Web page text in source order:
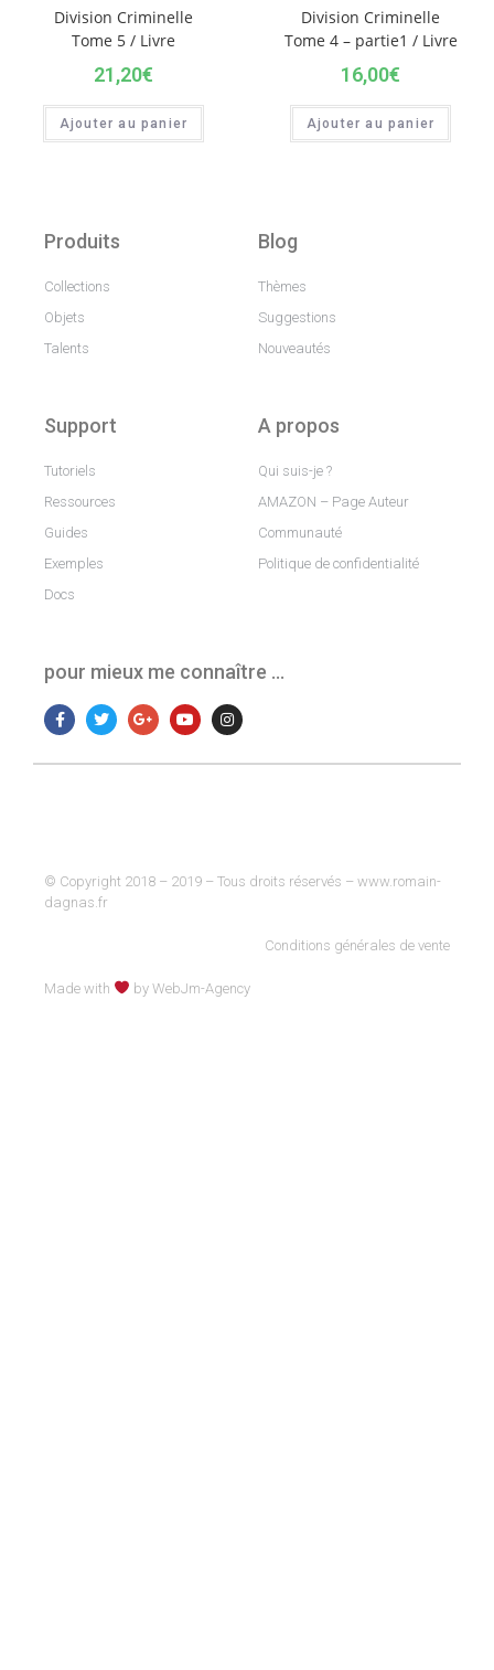
Division Criminelle
Tome 5 / Livre
21,20€
Ajouter au panier
Division Criminelle
Tome 4 – partie1 / Livre
16,00€
Ajouter au panier
Produits
Collections
Objets
Talents
Blog
Thèmes
Suggestions
Nouveautés
Support
Tutoriels
Ressources
Guides
Exemples
Docs
A propos
Qui suis-je ?
AMAZON – Page Auteur
Communauté
Politique de confidentialité
pour mieux me connaître …
© Copyright 2018 – 2019 – Tous droits réservés – www.romain-
dagnas.fr
Conditions générales de vente
Made with by WebJm-Agency